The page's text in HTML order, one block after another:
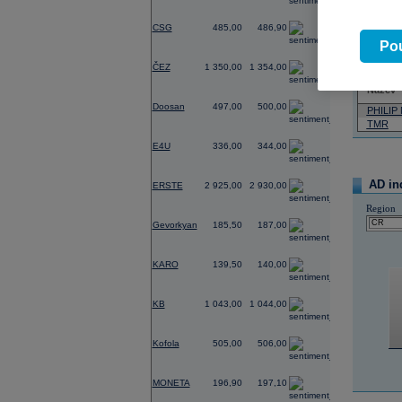
CSG 485,00 486,90
ČEZ 1 350,00 1 354,00
Doosan 497,00 500,00
0,60
E4U 336,00 344,00
ERSTE 2 925,00 2 930,00
Gevorkyan 185,50 187,00
KARO 139,50 140,00
KB 1 043,00 1 044,00
Kofola 505,00 506,00
MONETA 196,90 197,10
Název
PHILIP
TMR
AD
Region